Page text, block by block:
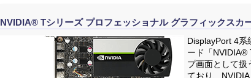
NVIDIA® Tシリーズ プロフェッショナル グラフィックスカ
DisplayPort 4系
ード「NVIDIA®
プ画面として扱
ており、